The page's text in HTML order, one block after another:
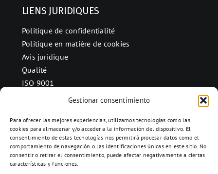
Gestionar consentimiento
Para ofrecer las mejores experiencias, utilizamos tecnologías como las
cookies para almacenar y/o acceder a la información del dispositivo. El
consentimiento de estas tecnologías nos permitirá procesar datos como el
comportamiento de navegación o las identificaciones únicas en este sitio. No
consentir o retirar el consentimiento, puede afectar negativamente a ciertas
características y funciones.
LIENS JURIDIQUES
Politique de confidentialité
Politique en matière de cookies
Avis juridique
Qualité
ISO 9001
CONTACT
Ctra. Folquer a Jorba km.38,2,
08280 Calaf, Barcelona
938 69 82 50